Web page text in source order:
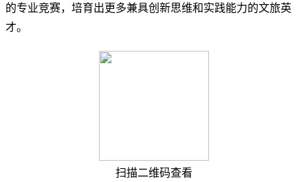
的专业竞赛，培育出更多兼具创新思维和实践能力的文旅英
才。
扫描二维码查看